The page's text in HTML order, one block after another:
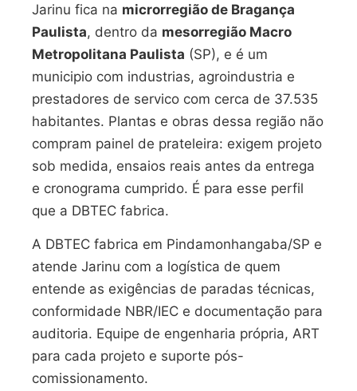
Jarinu fica na microrregião de Bragança
Paulista, dentro da mesorregião Macro
Metropolitana Paulista (SP), e é um
municipio com industrias, agroindustria e
prestadores de servico com cerca de 37.535
habitantes. Plantas e obras dessa região não
compram painel de prateleira: exigem projeto
sob medida, ensaios reais antes da entrega
e cronograma cumprido. É para esse perfil
que a DBTEC fabrica.
A DBTEC fabrica em Pindamonhangaba/SP e
atende Jarinu com a logística de quem
entende as exigências de paradas técnicas,
conformidade NBR/IEC e documentação para
auditoria. Equipe de engenharia própria, ART
para cada projeto e suporte pós-
comissionamento.